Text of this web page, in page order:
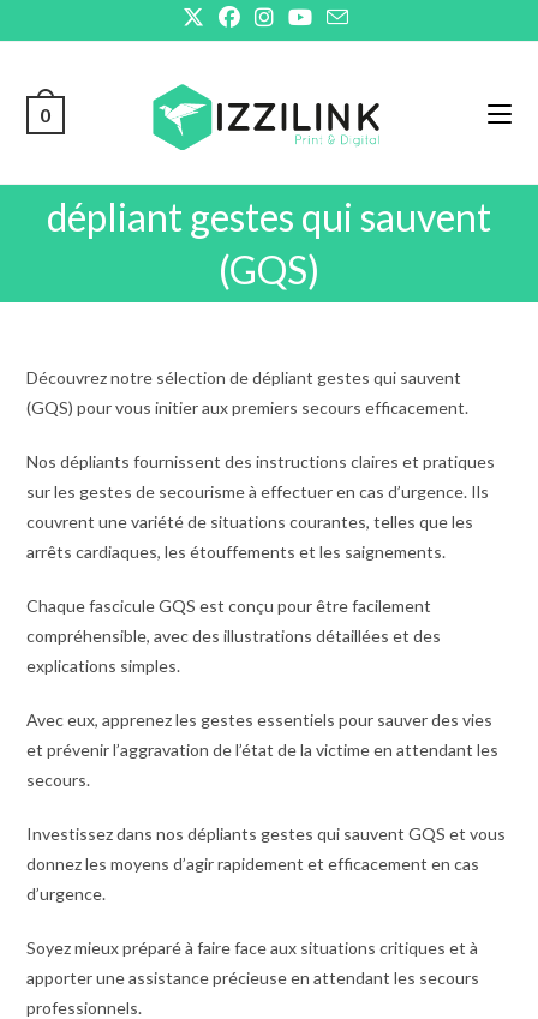
to
0
dépliant gestes qui sauvent
(GQS)
Découvrez notre sélection de dépliant gestes qui sauvent
(GQS) pour vous initier aux premiers secours efficacement.
Nos dépliants fournissent des instructions claires et pratiques
sur les gestes de secourisme à effectuer en cas d’urgence. Ils
couvrent une variété de situations courantes, telles que les
arrêts cardiaques, les étouffements et les saignements.
Chaque fascicule GQS est conçu pour être facilement
compréhensible, avec des illustrations détaillées et des
explications simples.
Avec eux, apprenez les gestes essentiels pour sauver des vies
et prévenir l’aggravation de l’état de la victime en attendant les
secours.
Investissez dans nos dépliants gestes qui sauvent GQS et vous
donnez les moyens d’agir rapidement et efficacement en cas
d’urgence.
Soyez mieux préparé à faire face aux situations critiques et à
apporter une assistance précieuse en attendant les secours
professionnels.